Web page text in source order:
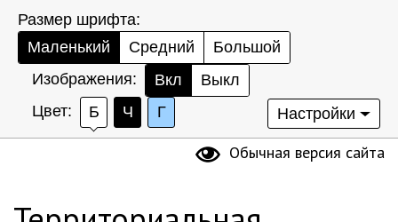
Размер шрифта:
Маленький
Средний
Большой
Изображения:
Вкл
Выкл
Цвет:
Б Ч Г Настройки
Обычная версия сайта